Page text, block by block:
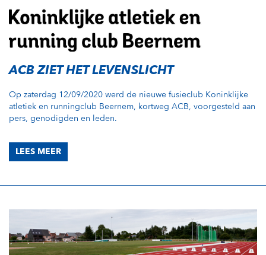
ACB ZIET HET LEVENSLICHT
Op zaterdag 12/09/2020 werd de nieuwe fusieclub Koninklijke
atletiek en runningclub Beernem, kortweg ACB, voorgesteld aan
pers, genodigden en leden.
LEES MEER